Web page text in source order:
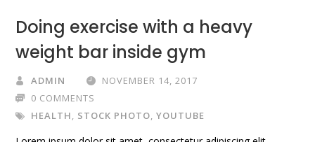
Doing exercise with a heavy
weight bar inside gym
ADMIN
NOVEMBER 14, 2017
0 COMMENTS
HEALTH, STOCK PHOTO,YOUTUBE